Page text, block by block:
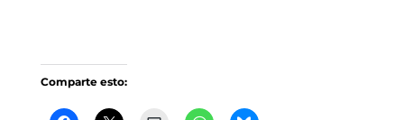
Comparte esto: